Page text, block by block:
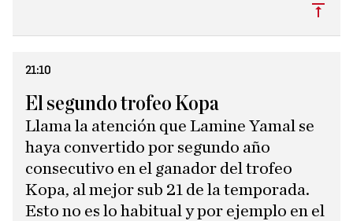
21:10
El segundo trofeo Kopa
Llama la atención que Lamine Yamal se
haya convertido por segundo año
consecutivo en el ganador del trofeo
Kopa, al mejor sub 21 de la temporada.
Esto no es lo habitual y por ejemplo en el